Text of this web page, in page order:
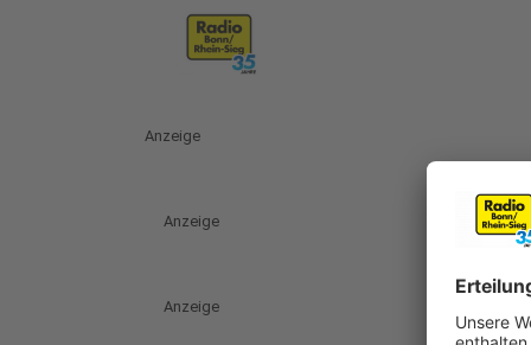
Anzeige
Anzeige
Anzeige